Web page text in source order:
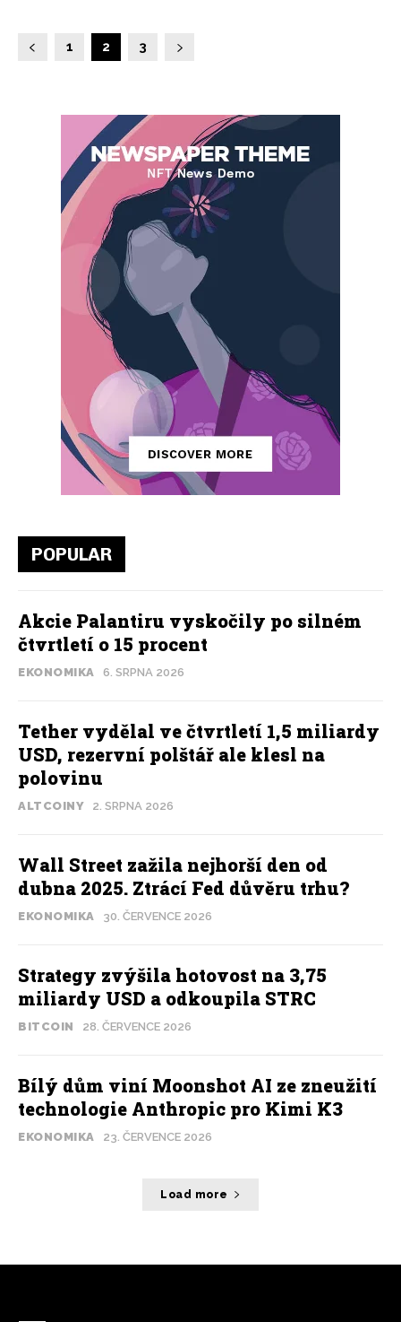
1 2 3
POPULAR
Akcie Palantiru vyskočily po silném
čtvrtletí o 15 procent
EKONOMIKA 6. SRPNA 2026
Tether vydělal ve čtvrtletí 1,5 miliardy
USD, rezervní polštář ale klesl na
polovinu
ALTCOINY 2. SRPNA 2026
Wall Street zažila nejhorší den od
dubna 2025. Ztrácí Fed důvěru trhu?
EKONOMIKA 30. ČERVENCE 2026
Strategy zvýšila hotovost na 3,75
miliardy USD a odkoupila STRC
BITCOIN 28. ČERVENCE 2026
Bílý dům viní Moonshot AI ze zneužití
technologie Anthropic pro Kimi K3
EKONOMIKA 23. ČERVENCE 2026
Load more